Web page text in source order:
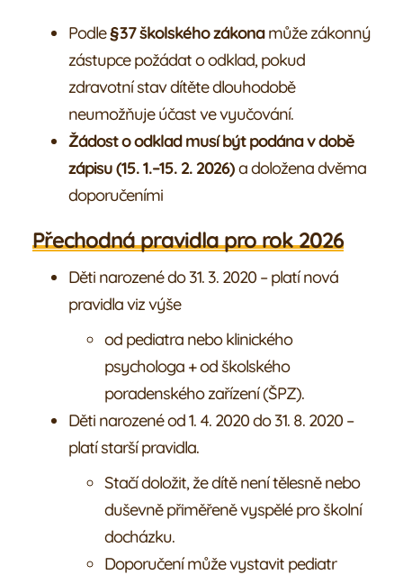
Žáci
Rodiče
Podle§ 37 školského zákonamůže zákonný
zástupce požádat o odklad, pokud
zdravotní stav dítěte dlouhodobě
neumožňuje účast ve vyučování.
Žádost o odklad musí být podána v době
zápisu (15. 1.–15. 2. 2026)a doložena dvěma
doporučeními
Přechodná pravidla pro rok 2026
Děti narozené do 31. 3. 2020 – platí nová
pravidla viz výše
od pediatra nebo klinického
psychologa + od školského
poradenského zařízení (ŠPZ).
Děti narozené od 1. 4. 2020 do 31. 8. 2020 –
platí starší pravidla.
Stačí doložit, že dítě není tělesně nebo
duševně přiměřeně vyspělé pro školní
docházku.
Doporučení může vystavit pediatr